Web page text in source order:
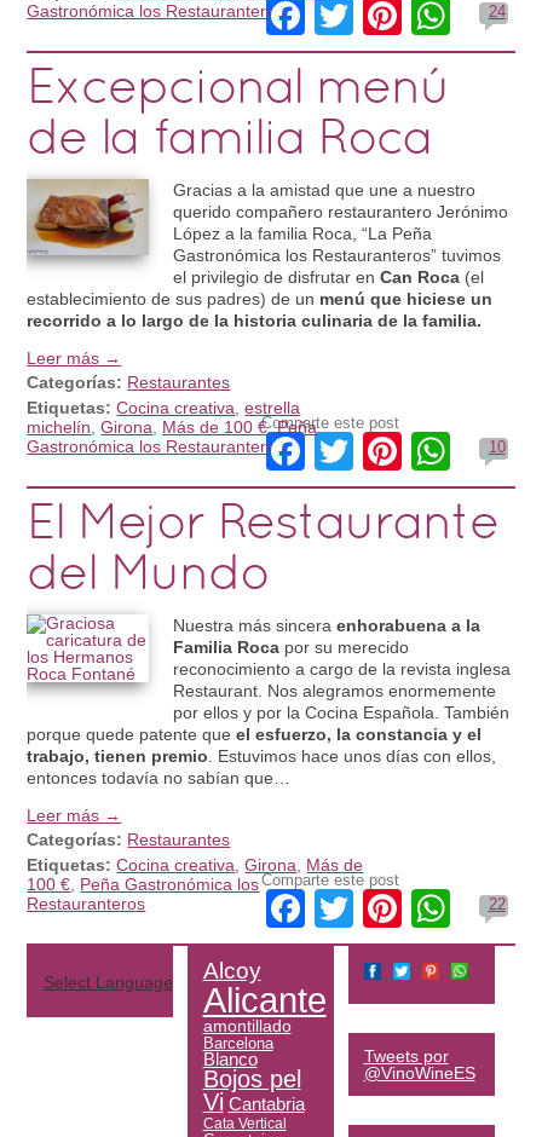
Gastronómica los Restauranteros
Facebook
Twitter 24
Excepcional menú
de la familia Roca
Gracias a la amistad que une a nuestro
querido compañero restaurantero Jerónimo
López a la familia Roca, “La Peña
Gastronómica los Restauranteros” tuvimos
el privilegio de disfrutar enCan Roca (el
establecimiento de sus padres) de un menú que hiciese un
recorrido a lo largo de la historia culinaria de la familia.
Leer más →
Categorías: Restaurantes
Etiquetas: Cocina creativa ,estrella
michelín ,Girona Más de 100 €,Peña
Gastronómica los Restauranteros
Comparte este post
Facebook
Twitter 10
El Mejor Restaurante
del Mundo
Nuestra más sinceraenhorabuena a la
Familia Roca por su merecido
reconocimiento a cargo de la revista inglesa
Restaurant. Nos alegramos enormemente
por ellos y por la Cocina Española. También
porque quede patente queel esfuerzo, la constancia y el
trabajo, tienen premio . Estuvimos hace unos días con ellos,
entonces todavía no sabían que…
Leer más →
Categorías: Restaurantes
Etiquetas: Cocina creativa ,Girona
Más de
100 € Peña Gastronómica los
Restauranteros
Comparte este post
Facebook
Twitter 22
Select Language Alcoy
Alicante
amontillado
Barcelona
Blanco
Bojos pel
Vi Cantabria
Cata Vertical
Tweets por
@VinoWineES